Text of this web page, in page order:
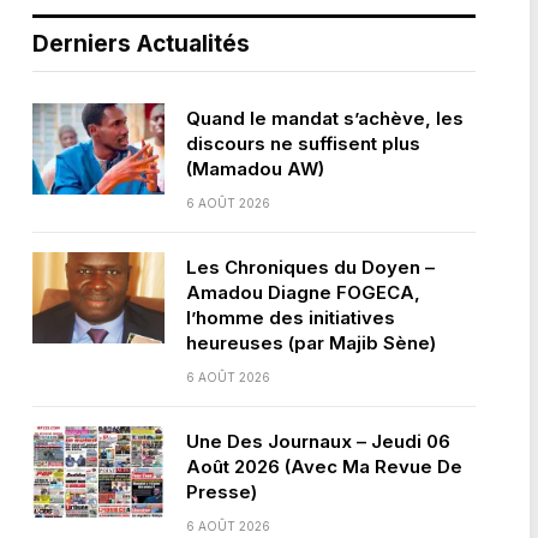
Derniers Actualités
Quand le mandat s’achève, les
discours ne suffisent plus
(Mamadou AW)
6 AOÛT 2026
Les Chroniques du Doyen –
Amadou Diagne FOGECA,
l’homme des initiatives
heureuses (par Majib Sène)
6 AOÛT 2026
Une Des Journaux – Jeudi 06
Août 2026 (Avec Ma Revue De
Presse)
6 AOÛT 2026